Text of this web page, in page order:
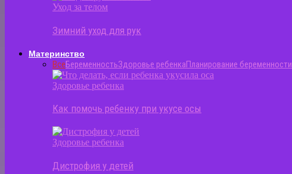
Уход за телом
Зимний уход для рук
Материнство
ВсеБеременностьЗдоровье ребенкаПланирование беременности
Здоровье ребенка
Как помочь ребенку при укусе осы
Здоровье ребенка
Дистрофия у детей